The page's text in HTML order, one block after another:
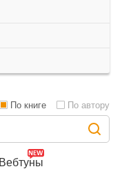
Вебтуны
По книге По автору